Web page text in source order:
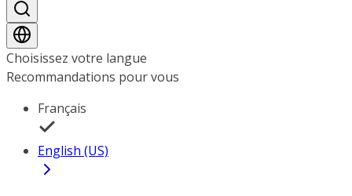
Choisissez votre langue
Recommandations pour vous
Français
English (US)